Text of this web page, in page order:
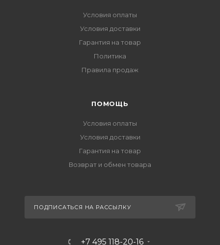
Условия оплаты
Условия доставки
Гарантия на товар
Политика
Правила продаж
ПОМОЩЬ
Условия оплаты
Условия доставки
Гарантия на товар
Возврат и обмен товара
ПОДПИСАТЬСЯ НА РАССЫЛКУ
+7 495 118-20-16